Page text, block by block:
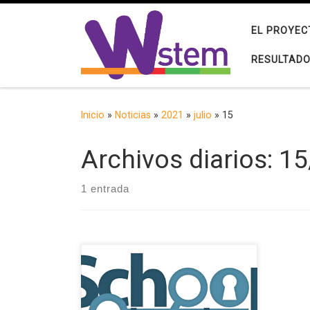
Saltar al contenido
EL
Inicio » Noticias » 2021 » julio » 15
Archivos diarios:
1 entrada
El proyecto School Break (SB),
financiado por el programa
Erasmus+ de la Unión Europea, tiene
como objetivo explorar las